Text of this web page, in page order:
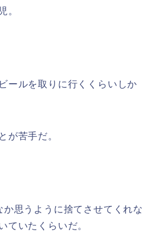
。
ールを取りに行くくらいしか
が苦手だ。
思うように捨てさせてくれな
ていたくらいだ。